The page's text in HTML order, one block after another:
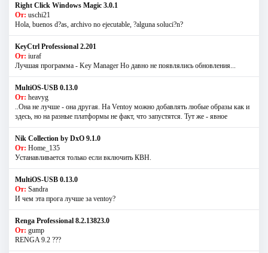
Right Click Windows Magic 3.0.1
От: uschi21
Hola, buenos d?as, archivo no ejecutable, ?alguna soluci?n?
KeyCtrl Professional 2.201
От: iuraf
Лучшая программа - Key Manager Но давно не появлялись обновления...
MultiOS-USB 0.13.0
От: heavyg
..Она не лучше - она другая. На Ventoy можно добавлять любые образы как и
здесь, но на разные платформы не факт, что запустятся. Тут же - явное
Nik Collection by DxO 9.1.0
От: Home_135
Устанавливается только если включить КВН.
MultiOS-USB 0.13.0
От: Sandra
И чем эта прога лучше за ventoy?
Renga Professional 8.2.13823.0
От: gump
RENGA 9.2 ???